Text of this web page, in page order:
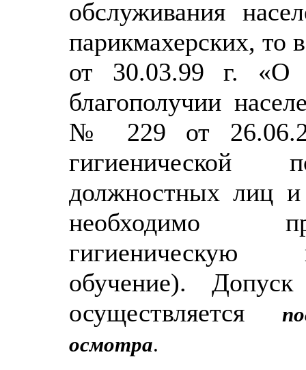
обслуживания
парикмахерских, то
от 30.03.99 г. «О
благополучии
№ 229 от
гигиенической
должностных лиц и
необходимо
гигиеническую
обучение). Допуск
осуществляется
осмотра.